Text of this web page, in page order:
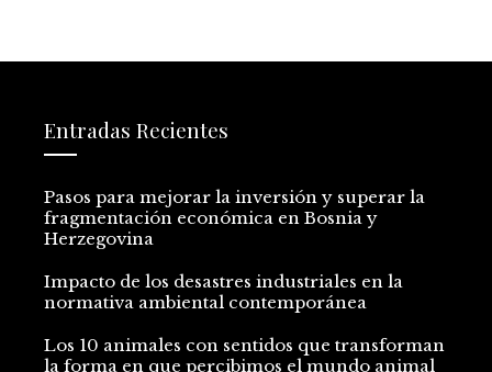
Entradas Recientes
Pasos para mejorar la inversión y superar la
fragmentación económica en Bosnia y
Herzegovina
Impacto de los desastres industriales en la
normativa ambiental contemporánea
Los 10 animales con sentidos que transforman
la forma en que percibimos el mundo animal